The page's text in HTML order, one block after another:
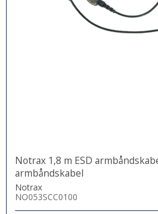
Notrax 1,8 m ESD
armbåndskabel
Notrax
NO053SCC0100